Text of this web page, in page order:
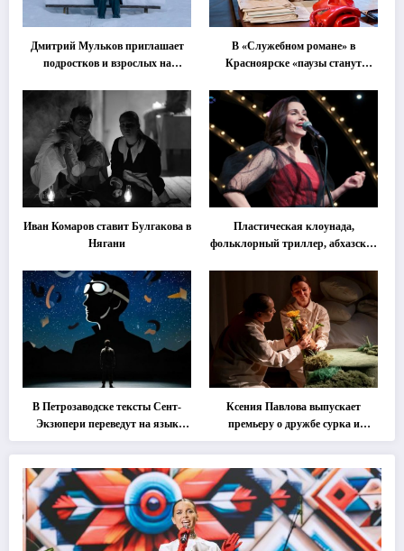
Дмитрий Мульков приглашает
подростков и взрослых на
В «Служебном романе» в
Красноярске «паузы станут
Иван Комаров ставит Булгакова в
Нягани
Пластическая клоунада,
фольклорный триллер, абхазская
втором этапе фестиваля
«Монокль»
В Петрозаводске тексты Сент-
Экзюпери переведут на язык
современной хореографии
Ксения Павлова выпускает
премьеру о дружбе сурка и
одуванчика